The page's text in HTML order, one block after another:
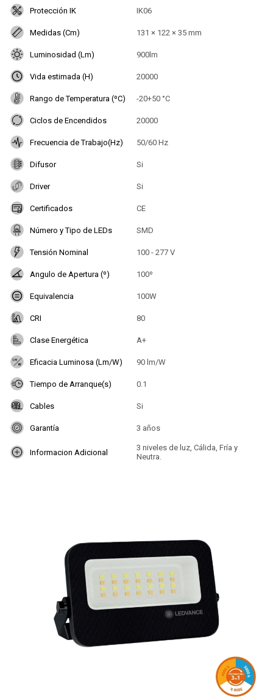
Protección IK IK06
Medidas (Cm) 131 × 122 × 35 mm
Luminosidad (Lm) 900lm
Vida estimada (H) 20000
Rango de Temperatura (ºC) -20+50 °C
Ciclos de Encendidos 20000
Frecuencia de Trabajo(Hz) 50/60 Hz
Difusor Si
Driver Si
Certificados CE
Número y Tipo de LEDs SMD
Tensión Nominal 100 - 277 V
Angulo de Apertura (º) 100º
Equivalencia 100W
CRI 80
Clase Energética A+
Eficacia Luminosa (Lm/W) 90 lm/W
Tiempo de Arranque(s) 0.1
Cables Si
Garantía 3 años
Informacion Adicional
3 niveles de luz, Cálida, Fría y
Neutra.